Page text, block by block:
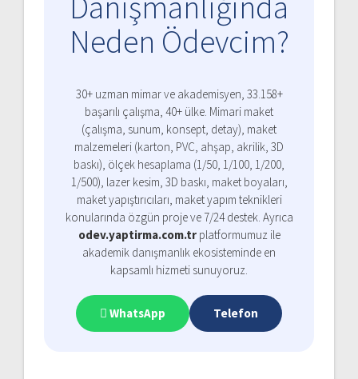
Neden Ödevcim?
30+ uzman mimar ve akademisyen, 33.158+
başarılı çalışma, 40+ ülke. Mimari maket
(çalışma, sunum, konsept, detay), maket
malzemeleri (karton, PVC, ahşap, akrilik, 3D
baskı), ölçek hesaplama (1/50, 1/100, 1/200,
1/500), lazer kesim, 3D baskı, maket boyaları,
maket yapıştırıcıları, maket yapım teknikleri
konularında özgün proje ve 7/24 destek. Ayrıca
odev.yaptirma.com.trplatformumuz ile
akademik danışmanlık ekosisteminde en
kapsamlı hizmeti sunuyoruz.
WhatsApp Telefon